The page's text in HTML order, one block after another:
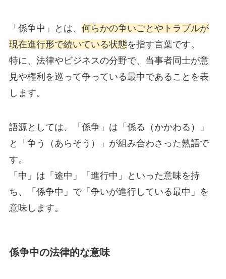
「係争中」とは、 何らかの争いごとやトラブルが
現在進行形で続いている状態を指す言葉です。
特に、法律やビジネスの分野で、当事者同士が意
見や権利を巡って争っている最中であることを表
します。
語源としては、「係争」は「係る（かかわる）」
と「争う（あらそう）」が組み合わさった熟語で
す。
「中」は「途中」「進行中」といった意味を持
ち、「係争中」で「争いが進行している最中」を
意味します。
係争中の法律的な意味